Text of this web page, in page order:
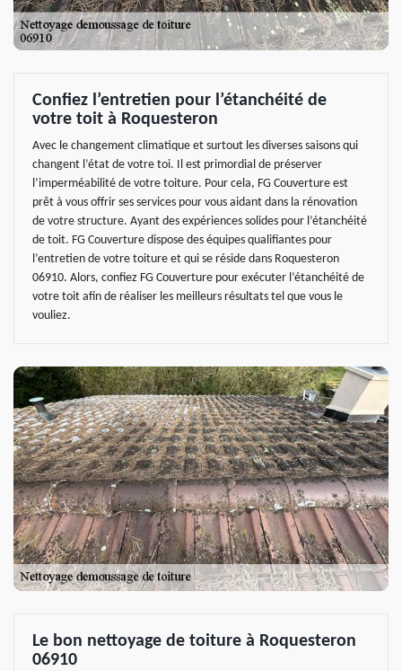
Confiez l’entretien pour l’étanchéité de
votre toit à Roquesteron
Avec le changement climatique et surtout les diverses saisons qui
changent l’état de votre toi. Il est primordial de préserver
l’imperméabilité de votre toiture. Pour cela, FG Couverture est
prêt à vous offrir ses services pour vous aidant dans la rénovation
de votre structure. Ayant des expériences solides pour l’étanchéité
de toit. FG Couverture dispose des équipes qualifiantes pour
l’entretien de votre toiture et qui se réside dans Roquesteron
06910. Alors, confiez FG Couverture pour exécuter l’étanchéité de
votre toit afin de réaliser les meilleurs résultats tel que vous le
vouliez.
Le bon nettoyage de toiture à Roquesteron
06910